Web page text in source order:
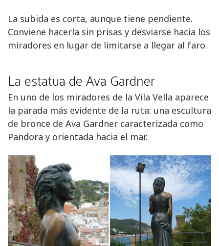
La subida es corta, aunque tiene pendiente.
Conviene hacerla sin prisas y desviarse hacia los
miradores en lugar de limitarse a llegar al faro.
La estatua de Ava Gardner
En uno de los miradores de la Vila Vella aparece
la parada más evidente de la ruta: una escultura
de bronce de Ava Gardner caracterizada como
Pandora y orientada hacia el mar.